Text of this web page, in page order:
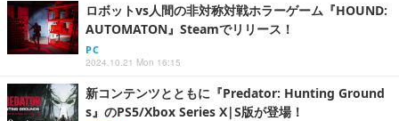
ロボットvs人間の非対称対戦ホラーゲーム『HOUND:
AUTOMATON』Steamでリリース！
PC
2024.10.21 Mon 16:15
新コンテンツとともに『Predator: Hunting Ground
s』のPS5/Xbox Series X|S版が登場！